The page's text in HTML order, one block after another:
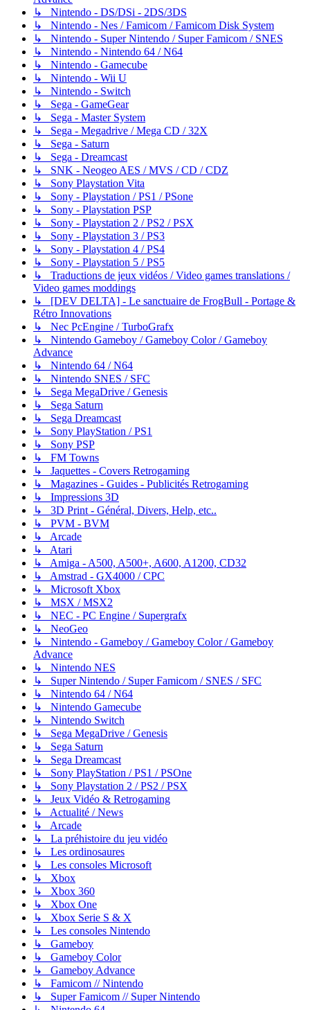
↳ Nintendo - DS/DSi - 2DS/3DS
↳ Nintendo - Nes / Famicom / Famicom Disk System
↳ Nintendo - Super Nintendo / Super Famicom / SNES
↳ Nintendo - Nintendo 64 / N64
↳ Nintendo - Gamecube
↳ Nintendo - Wii U
↳ Nintendo - Switch
↳ Sega - GameGear
↳ Sega - Master System
↳ Sega - Megadrive / Mega CD / 32X
↳ Sega - Saturn
↳ Sega - Dreamcast
↳ SNK - Neogeo AES / MVS / CD / CDZ
↳ Sony Playstation Vita
↳ Sony - Playstation / PS1 / PSone
↳ Sony - Playstation PSP
↳ Sony - Playstation 2 / PS2 / PSX
↳ Sony - Playstation 3 / PS3
↳ Sony - Playstation 4 / PS4
↳ Sony - Playstation 5 / PS5
↳ Traductions de jeux vidéos / Video games translations /
Video games moddings
↳ [DEV DELTA] - Le sanctuaire de FrogBull - Portage &
Rétro Innovations
↳ Nec PcEngine / TurboGrafx
↳ Nintendo Gameboy / Gameboy Color / Gameboy
Advance
↳ Nintendo 64 / N64
↳ Nintendo SNES / SFC
↳ Sega MegaDrive / Genesis
↳ Sega Saturn
↳ Sega Dreamcast
↳ Sony PlayStation / PS1
↳ Sony PSP
↳ FM Towns
↳ Jaquettes - Covers Retrogaming
↳ Magazines - Guides - Publicités Retrogaming
↳ Impressions 3D
↳ 3D Print - Général, Divers, Help, etc..
↳ PVM - BVM
↳ Arcade
↳ Atari
↳ Amiga - A500, A500+, A600, A1200, CD32
↳ Amstrad - GX4000 / CPC
↳ Microsoft Xbox
↳ MSX / MSX2
↳ NEC - PC Engine / Supergrafx
↳ NeoGeo
↳ Nintendo - Gameboy / Gameboy Color / Gameboy
Advance
↳ Nintendo NES
↳ Super Nintendo / Super Famicom / SNES / SFC
↳ Nintendo 64 / N64
↳ Nintendo Gamecube
↳ Nintendo Switch
↳ Sega MegaDrive / Genesis
↳ Sega Saturn
↳ Sega Dreamcast
↳ Sony PlayStation / PS1 / PSOne
↳ Sony Playstation 2 / PS2 / PSX
↳ Jeux Vidéo & Retrogaming
↳ Actualité / News
↳ Arcade
↳ La préhistoire du jeu vidéo
↳ Les ordinosaures
↳ Les consoles Microsoft
↳ Xbox
↳ Xbox 360
↳ Xbox One
↳ Xbox Serie S & X
↳ Les consoles Nintendo
↳ Gameboy
↳ Gameboy Color
↳ Gameboy Advance
↳ Famicom // Nintendo
↳ Super Famicom // Super Nintendo